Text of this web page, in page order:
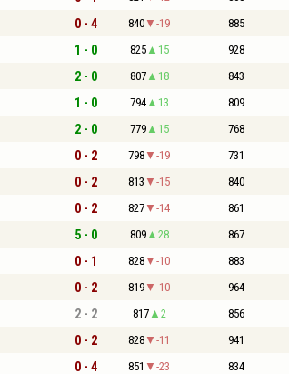
0 - 4 840 -19 885
1 - 0 825 15 928
2 - 0 807 18 843
1 - 0 794 13 809
2 - 0 779 15 768
0 - 2 798 -19 731
0 - 2 813 -15 840
0 - 2 827 -14 861
5 - 0 809 28 867
0 - 1 828 -10 883
0 - 2 819 -10 964
2 - 2 817 2 856
0 - 2 828 -11 941
0 - 4 851 -23 834